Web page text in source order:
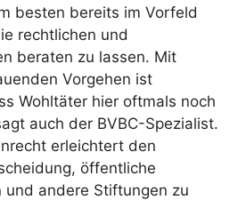
besten bereits im Vorfeld
rechtlichen und
beraten zu lassen. Mit
Vorgehen ist
Wohltäter hier oftmals noch
auch der BVBC-Spezialist.
erleichtert den
öffentliche
und andere Stiftungen zu